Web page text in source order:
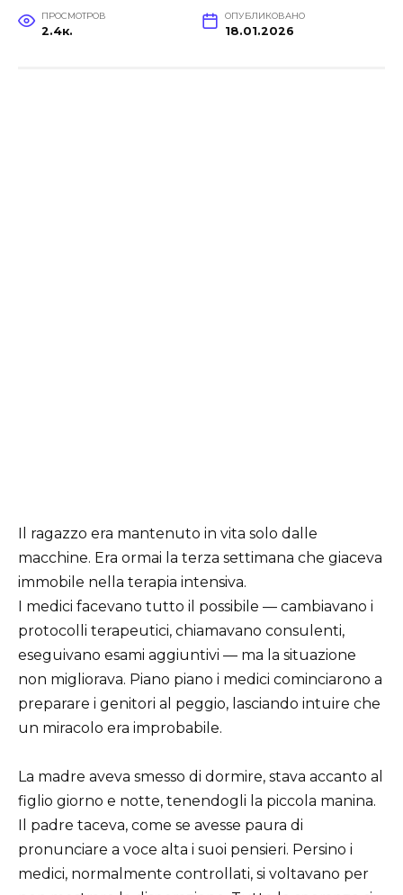
ПРОСМОТРОВ
2.4к.
ОПУБЛИКОВАНО
18.01.2026
Il ragazzo era mantenuto in vita solo dalle
macchine. Era ormai la terza settimana che giaceva
immobile nella terapia intensiva.
I medici facevano tutto il possibile — cambiavano i
protocolli terapeutici, chiamavano consulenti,
eseguivano esami aggiuntivi — ma la situazione
non migliorava. Piano piano i medici cominciarono a
preparare i genitori al peggio, lasciando intuire che
un miracolo era improbabile.
La madre aveva smesso di dormire, stava accanto al
figlio giorno e notte, tenendogli la piccola manina.
Il padre taceva, come se avesse paura di
pronunciare a voce alta i suoi pensieri. Persino i
medici, normalmente controllati, si voltavano per